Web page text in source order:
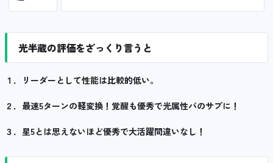
光半蔵の評価をざっくり言うと
１．リーダーとして性能は比較的低い。
２．最速5ターンの軽変換！覚醒も優秀で光属性パのサブに！
３．星5とは思えないほど優秀で大活躍間違いなし！